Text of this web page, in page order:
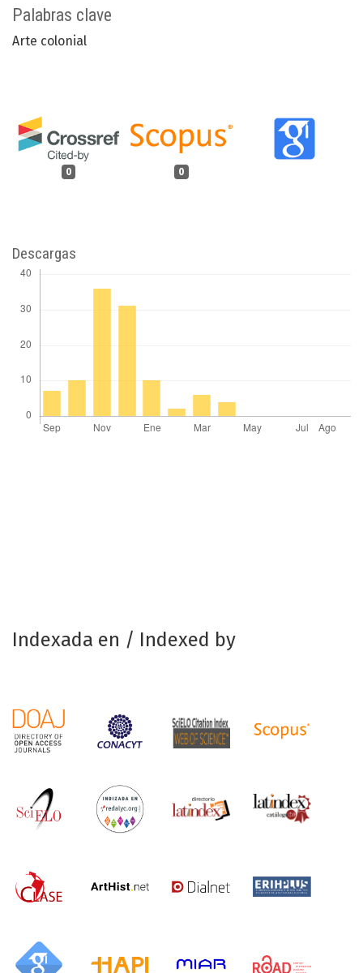
Palabras clave
Arte colonial
0 0
Descargas
Indexada en / Indexed by